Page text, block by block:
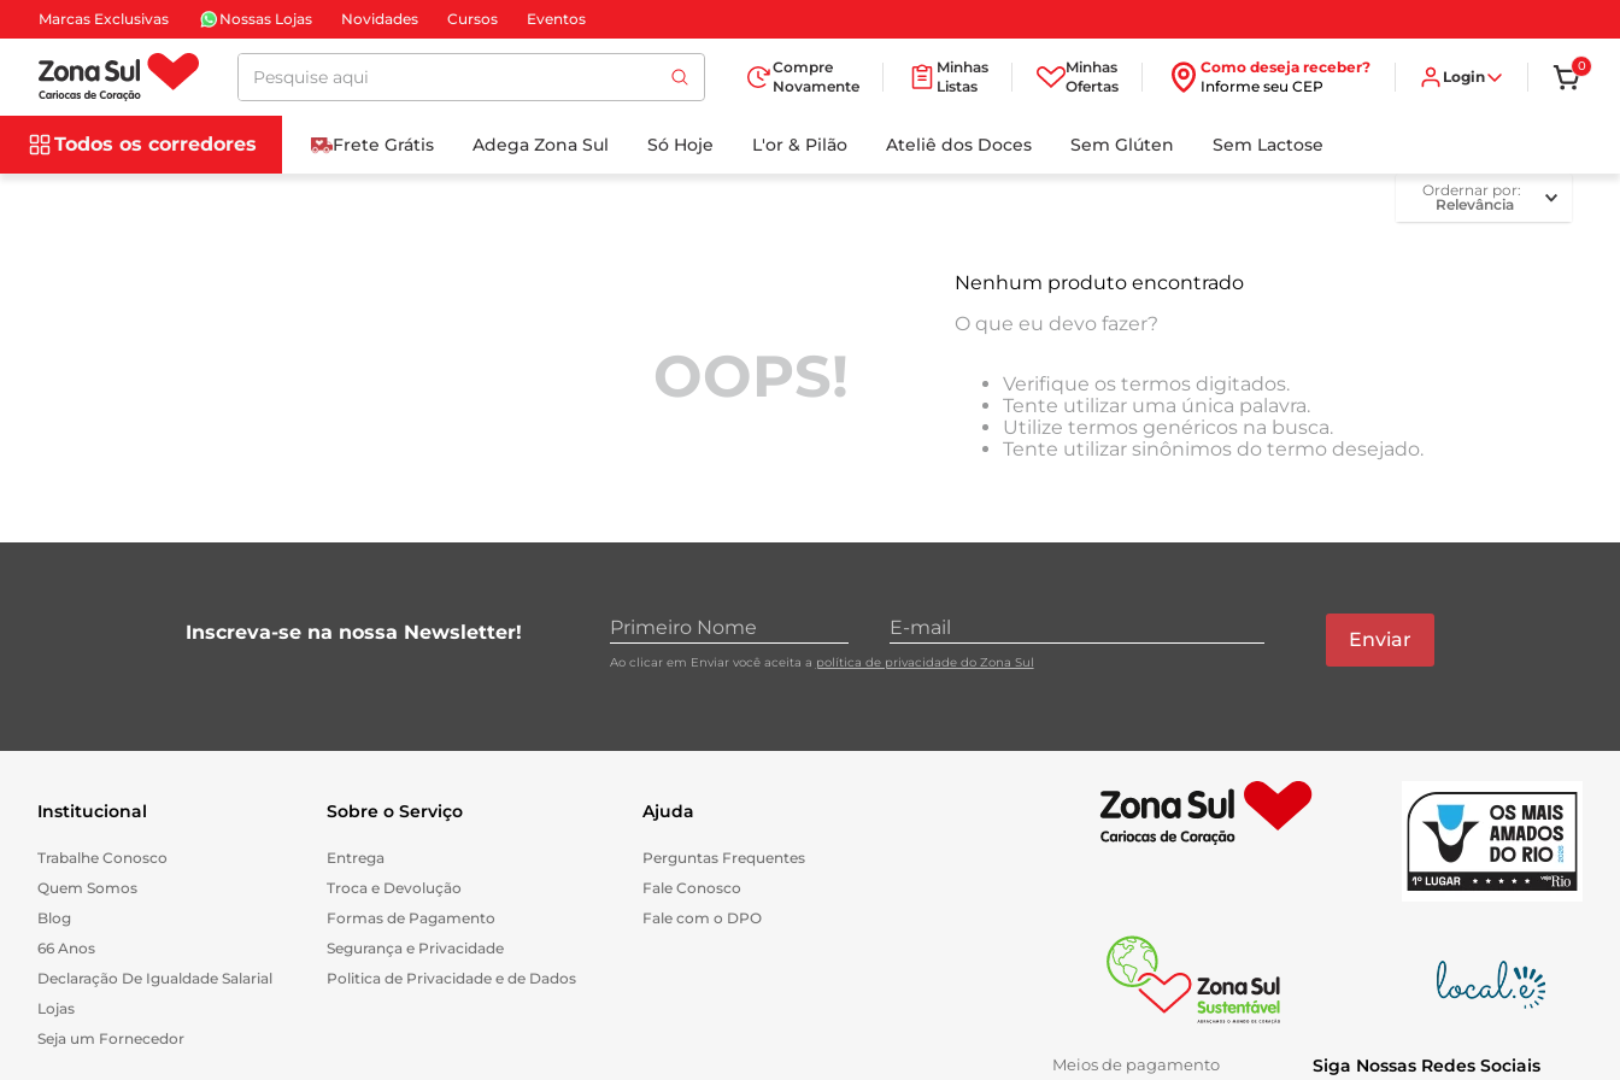
Marcas Exclusivas Nossas Lojas Novidades Cursos Eventos
Pesquise aqui
Compre
Novamente
Minhas
Listas
Minhas
Ofertas
Como deseja receber?
Informe seu CEP
Login
0
Todos os corredores Frete Grátis Adega Zona Sul Só Hoje L'or & Pilão Ateliê dos Doces Sem Glúten Sem Lactose
ordernar por
Relevância
OOPS!
Nenhum produto encontrado
O que eu devo fazer?
Verifique os termos digitados.
Tente utilizar uma única palavra.
Utilize termos genéricos na busca.
Tente utilizar sinônimos do termo desejado.
Inscreva-se na nossa Newsletter!
Ao clicar em Enviar você aceita a política de privacidade do Zona Sul
Enviar
Institucional
Trabalhe Conosco
Quem Somos
Blog
66 Anos
Declaração De Igualdade Salarial
Lojas
Seja um Fornecedor
Sobre o Serviço
Entrega
Troca e Devolução
Formas de Pagamento
Segurança e Privacidade
Politica de Privacidade e de Dados
Ajuda
Perguntas Frequentes
Fale Conosco
Fale com o DPO
Meios de pagamento Siga Nossas Redes Sociais
BUSCADOS
5
detergente
6º
azeite